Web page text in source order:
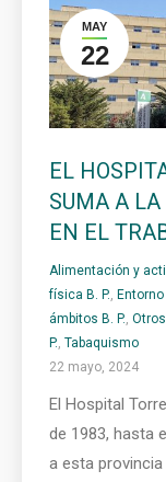
MAY
22
EL
SUMA A LA
EN EL
Alimentación y
física B. P.,
ámbitos B. P.,
P., Tabaquismo
22 mayo, 2024
El Hospital
de 1983, hasta
a esta provincia